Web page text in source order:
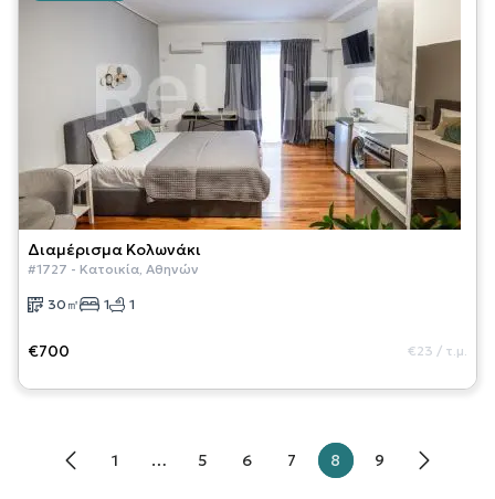
Διαμέρισμα Κολωνάκι
#1727 - Κατοικία, Αθηνών
30 ㎡ 1 1
€700 €23 / τ.μ.
1 … 5 6 7 8 9